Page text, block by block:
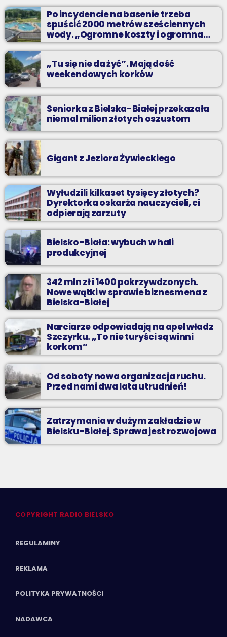
Zadzwoń do nas, wybierz jedną z dwóch muzycznych
propozycji i pozdrów bliskich na żywo w Radiu BIELSKO.
Po incydencie na basenie trzeba
spuścić 2000 metrów sześciennych
wody. „Ogromne koszty i ogromna
praca”
„Tu się nie da żyć”. Mają dość
weekendowych korków
Seniorka z Bielska-Białej przekazała
niemal milion złotych oszustom
Gigant z Jeziora Żywieckiego
Wyłudzili kilkaset tysięcy złotych?
Dyrektorka oskarża nauczycieli, ci
odpierają zarzuty
Bielsko-Biała: wybuch w hali
produkcyjnej
342 mln zł i 1400 pokrzywdzonych.
Nowe wątki w sprawie biznesmena z
Bielska-Białej
Narciarze odpowiadają na apel władz
Szczyrku. „To nie turyści są winni
korkom”
Od soboty nowa organizacja ruchu.
Przed nami dwa lata utrudnień!
Zatrzymania w dużym zakładzie w
Bielsku-Białej. Sprawa jest rozwojowa
COPYRIGHT RADIO BIELSKO
REGULAMINY
REKLAMA
POLITYKA PRYWATNOŚCI
NADAWCA